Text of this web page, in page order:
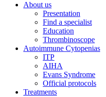
About us
Presentation
Find a specialist
Education
Thrombinoscope
Autoimmune Cytopenias
ITP
AIHA
Evans Syndrome
Official protocols
Treatments